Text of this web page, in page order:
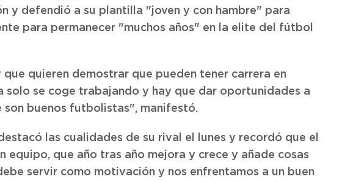
y defendió a su plantilla "joven y con hambre" para
para permanecer "muchos años" en la elite del fútbol
quieren demostrar que pueden tener carrera en
solo se coge trabajando y hay que dar oportunidades a
buenos futbolistas", manifestó.
las cualidades de su rival el lunes y recordó que el
equipo, que año tras año mejora y crece y añade cosas
servir como motivación y nos enfrentamos a un buen